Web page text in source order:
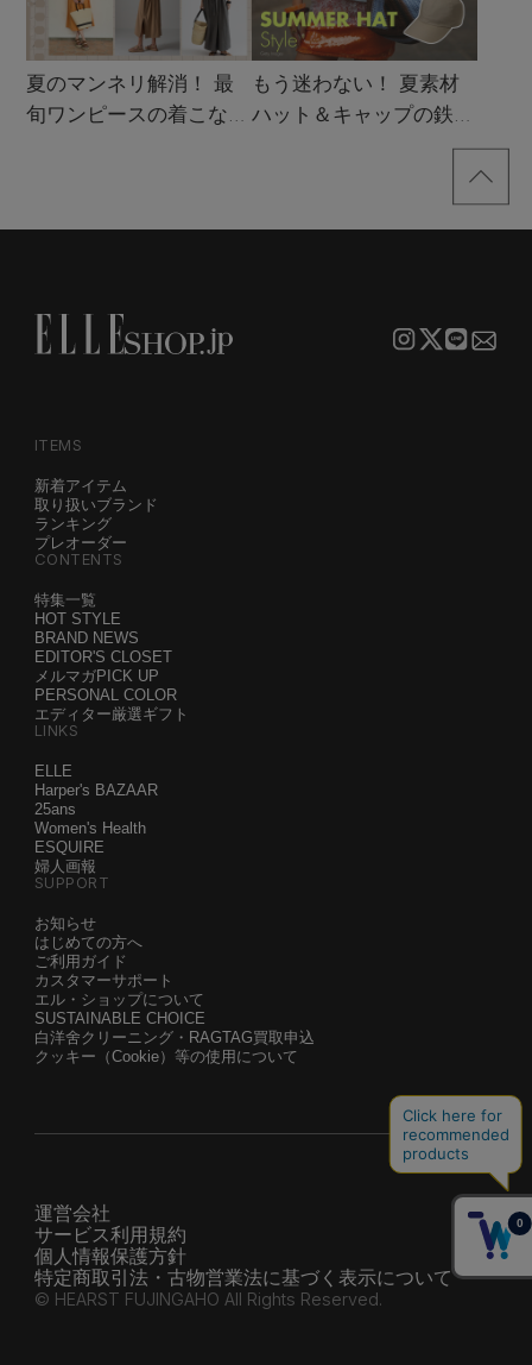
夏のマンネリ解消！ 最
旬ワンピースの着こなし
もう迷わない！ 夏素材
ハット＆キャップの鉄板
ITEMS
新着アイテム
取り扱いブランド
ランキング
プレオーダー
CONTENTS
特集一覧
HOT STYLE
BRAND NEWS
EDITOR'S CLOSET
メルマガPICK UP
PERSONAL COLOR
エディター厳選ギフト
LINKS
ELLE
Harper's BAZAAR
25ans
Women's Health
ESQUIRE
婦人画報
SUPPORT
お知らせ
はじめての方へ
ご利用ガイド
カスタマーサポート
エル・ショップについて
SUSTAINABLE CHOICE
白洋舍クリーニング・RAGTAG買取申込
クッキー（Cookie）等の使用について
運営会社
サービス利用規約
個人情報保護方針
特定商取引法・古物営業法に基づく表示について
© HEARST FUJINGAHO All Rights Reserved.